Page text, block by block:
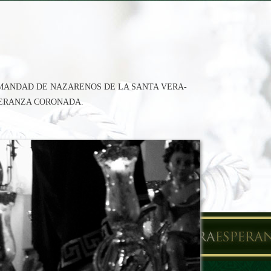
DE NAZARENOS DE LA SANTA VERA-
CORONADA.